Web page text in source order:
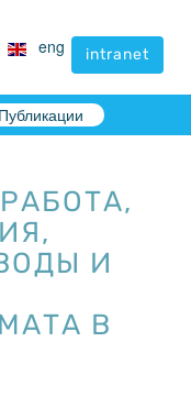
eng intranet
eng intranet
Публикации
И
В